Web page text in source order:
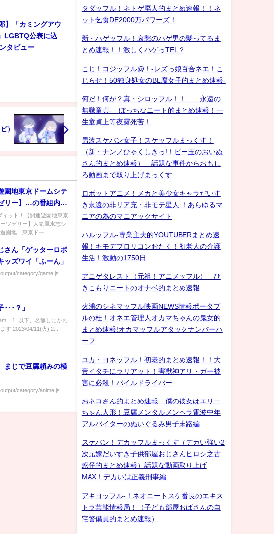
】「カミングアウ
LGBTQ公表に込
タビュー
）
園地東京ドームシテ
リー】…の番組内容
ット！【開運遊園地東京
ツゼリー】人気風水志シ
園地「東京ドー...
さん「ゲッターロボ
ッズワイ「ふーん」
category/game.js
･･？」
1: 以下、名無しにかわ
す 2023/04/11(火) 2...
まじで豆腐頼みの模
category/anime.js
タダッフル！ネトゲ廃人的まとめ速報！！ネ
ット乞食DE2000万パワーズ！
新・ハゲッフル！哀愁のハゲ男の髪ってるま
とめ速報！！激しくハゲっTEL？
こじ！コジッフル@！-レズっ娘百合ネエ！こ
じらせ！50独身処女のBL腐女子的まとめ速報-
何だ！何が？真・シロッフル！！ 永遠の
無職童貞- ぼっちなニート的まとめ速報！一
生童貞上等夜露死苦！
男装スケバン女子！スケッフルまっくす！
（新・ナンノひゃくしきっ!！ビー玉のおいぬ
さん的まとめ速報） 話題な事件からおもし
ろ動画まで取り上げまっくす
ロボットアニメ！メカと美少女キャラだいす
き永遠の非リア充・非モテ星人 ！あらゆるマ
ニアの為のマニアックサイト
ハルッフル-専業主夫的YOUTUBERまとめ速
報！キモデブロリコンおたく！初老人の介護
生活！激動の1750日
アニゲタレスト（元祖！アニメッフル） ひ
きこもりニートのオナベ的まとめ速報
火浦のシネマッフル映画NEWS情報ポータブ
ルの杜！オネエ管理人オカマちゃんの鬼女的
まとめ速報!オカマッフルアタックナンバーハ
ーフ
ユカ・ヨネッフル！初老的まとめ速報！！大
帝イタチにラリアット！害獣神アリ・ガー被
害に必殺！パイルドライバー
おネコさん的まとめ速報 僕の彼女はエリー
ちゃん人形！豆腐メンタルメンヘラ電波中年
アルバイターのぬいぐるみ男子末路編
スケバン！デカッフルまっくす（デカい強い2
次元嫁だいすき子供部屋おじさんヒロシ之古
惑仔的まとめ速報）話題な動画取り上げ
MAX！デカいは正義刑事編
アキヨッフル-！ネオニートスケ番長のエキス
トラ芸能情報局！（子ども部屋おばさんの自
宅警備員的まとめ速報）